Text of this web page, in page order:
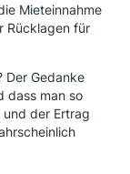
Mieteinnahme
Rücklagen für
Der Gedanke
dass man so
der Ertrag